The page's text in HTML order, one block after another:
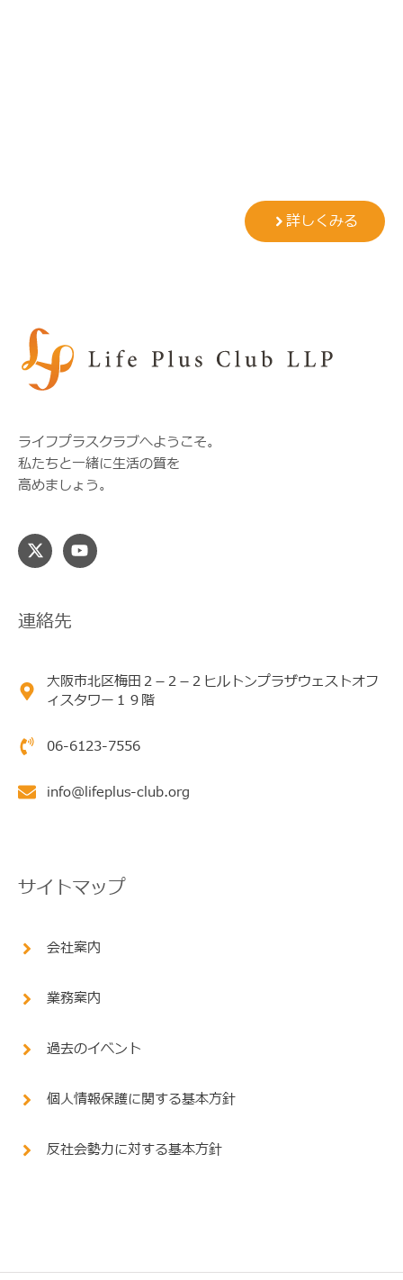
詳しくみる
ライフプラスクラブへようこそ。
私たちと一緒に生活の質を
高めましょう。
連絡先
大阪市北区梅田２−２−２ヒルトンプラザウェストオフ
ィスタワー１９階
06-6123-7556
info@lifeplus-club.org
サイトマップ
会社案内
業務案内
過去のイベント
個人情報保護に関する基本方針
反社会勢力に対する基本方針